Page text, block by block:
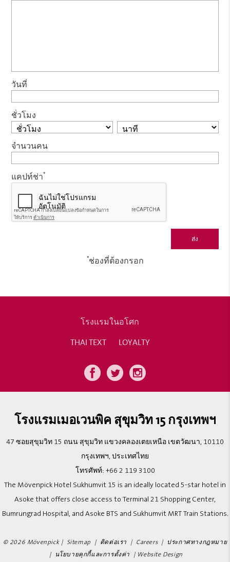
วันที่
ชั่วโมง
จำนวนคน
แคปท์ช่า*
*ช่องที่ต้องกรอก
โรงแรมในอโศก
THAI TEXT
LOYALTY
โรงแรมเมอเวนพิค สุขุมวิท 15 กรุงเทพฯ
47 ซอยสุขุมวิท 15 ถนน สุขุมวิท แขวงคลองเตยเหนือ เขตวัฒนา, 10110
กรุงเทพฯ, ประเทศไทย
โทรศัพท์: +66 2 119 3100
The Mövenpick Hotel Sukhumvit 15 is an ideally located 5-star hotel in
Asoke that offers close access to Terminal 21 Shopping Center,
Bumrungrad Hospital, and Asoke BTS and Sukhumvit MRT Train Stations.
© 2026 Mövenpick | Sitemap | ติดต่อเรา | Careers|
ประกาศทางกฎหมาย
|
นโยบายคุกกี้และการตั้งค่า | Website Design